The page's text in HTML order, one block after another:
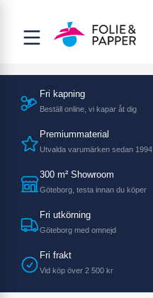
Fri kapning
Beställ online, vi kapar åt dig
Premiummaterial
Utvalda varumärken sedan 1994
300 m² Showroom
Göteborg, testa innan du köper
Fri utkörning
Göteborg med omnejd
Fri frakt
Vid köp över 2 500 kr